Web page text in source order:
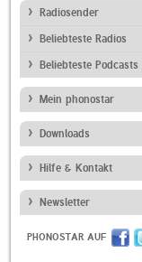
Radiosender
Beliebteste Radios
Beliebteste Podcasts
Mein phonostar
Downloads
Hilfe & Kontakt
Newsletter
PHONOSTAR AUF